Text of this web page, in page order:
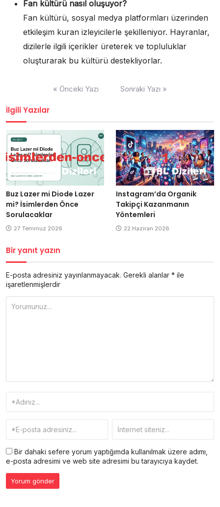
Fan kültürü nasıl oluşuyor?
Fan kültürü, sosyal medya platformları üzerinden
etkileşim kuran izleyicilerle şekilleniyor. Hayranlar,
dizilerle ilgili içerikler üreterek ve topluluklar
oluşturarak bu kültürü destekliyorlar.
« Önceki Yazı Sonraki Yazı »
İlgili Yazılar
Buz Lazer mi Diode Lazer
mi? İsimlerden Önce
Sorulacaklar
27 Temmuz 2026
Instagram’da Organik
Takipçi Kazanmanın
Yöntemleri
22 Haziran 2026
Bir yanıt yazın
E-posta adresiniz yayınlanmayacak. Gerekli alanlar * ile
işaretlenmişlerdir
Bir dahaki sefere yorum yaptığımda kullanılmak üzere adımı,
e-posta adresimi ve web site adresimi bu tarayıcıya kaydet.